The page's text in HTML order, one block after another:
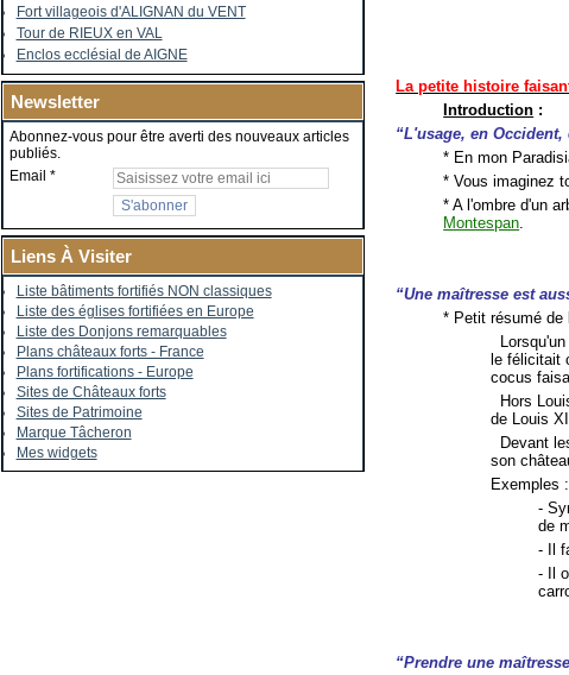
Fort villageois d'ALIGNAN du VENT
Tour de RIEUX en VAL
Enclos ecclésial de AIGNE
Newsletter
Abonnez-vous pour être averti des nouveaux articles
publiés.
Email
Liens À Visiter
Liste bâtiments fortifiés NON classiques
Liste des églises fortifiées en Europe
Liste des Donjons remarquables
Plans châteaux forts - France
Plans fortifications - Europe
Sites de Châteaux forts
Sites de Patrimoine
Marque Tâcheron
Mes widgets
La petite histoire
Introduction :
“L'usage, en
* En mon
* Vous imaginez
* A l'ombre d'un
Montespan
“Une maîtresse est
* Petit résumé de
le félicitait
cocus
Hors
de Louis
Devant
son
Exemples :
-
de
- Il
- Il
“Prendre une